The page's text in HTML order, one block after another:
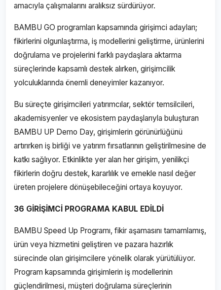
amacıyla çalışmalarını aralıksız sürdürüyor.
BAMBU GO programları kapsamında girişimci adayları;
fikirlerini olgunlaştırma, iş modellerini geliştirme, ürünlerini
doğrulama ve projelerini farklı paydaşlara aktarma
süreçlerinde kapsamlı destek alırken, girişimcilik
yolculuklarında önemli deneyimler kazanıyor.
Bu süreçte girişimcileri yatırımcılar, sektör temsilcileri,
akademisyenler ve ekosistem paydaşlarıyla buluşturan
BAMBU UP Demo Day, girişimlerin görünürlüğünü
artırırken iş birliği ve yatırım fırsatlarının geliştirilmesine de
katkı sağlıyor. Etkinlikte yer alan her girişim, yenilikçi
fikirlerin doğru destek, kararlılık ve emekle nasıl değer
üreten projelere dönüşebileceğini ortaya koyuyor.
36 GİRİŞİMCİ PROGRAMA KABUL EDİLDİ
BAMBU Speed Up Programı, fikir aşamasını tamamlamış,
ürün veya hizmetini geliştiren ve pazara hazırlık
sürecinde olan girişimcilere yönelik olarak yürütülüyor.
Program kapsamında girişimlerin iş modellerinin
güçlendirilmesi, müşteri doğrulama süreçlerinin